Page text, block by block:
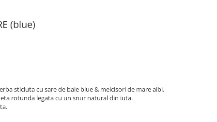
(blue)
sticluta cu sare de baie blue & melcisori de mare albi.
rotunda legata cu un snur natural din iuta.